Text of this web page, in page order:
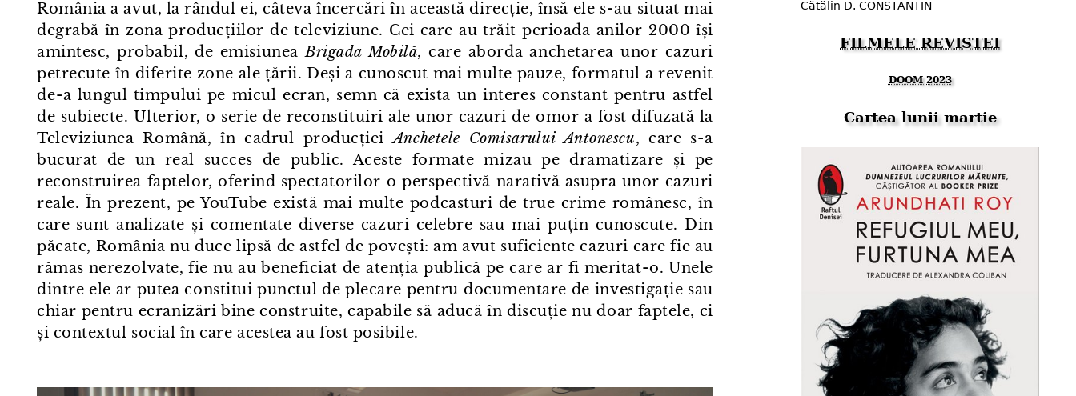
România a avut, la rândul ei, câteva încercări în această direcție, însă ele s⁠-⁠au situat mai
degrabă în zona producțiilor de televiziune. Cei care au trăit perioada anilor 2000 își
amintesc, probabil, de emisiuneaBrigada Mobilă, care aborda anchetarea unor cazuri
petrecute în diferite zone ale țării. Deși a cunoscut mai multe pauze, formatul a revenit
de⁠-⁠a lungul timpului pe micul ecran, semn că exista un interes constant pentru astfel
de subiecte. Ulterior, o serie de reconstituiri ale unor cazuri de omor a fost difuzată la
Televiziunea Română, în cadrul producțieiAnchetele Comisarului Antonescu, care s⁠-⁠a
bucurat de un real succes de public. Aceste formate mizau pe dramatizare și pe
reconstruirea faptelor, oferind spectatorilor o perspectivă narativă asupra unor cazuri
reale. În prezent, pe YouTube există mai multe podcasturi de true crime românesc, în
care sunt analizate și comentate diverse cazuri celebre sau mai puțin cunoscute. Din
păcate, România nu duce lipsă de astfel de povești: am avut suficiente cazuri care fie au
rămas nerezolvate, fie nu au beneficiat de atenția publică pe care ar fi meritat⁠-⁠o. Unele
dintre ele ar putea constitui punctul de plecare pentru documentare de investigație sau
chiar pentru ecranizări bine construite, capabile să aducă în discuție nu doar faptele, ci
și contextul social în care acestea au fost posibile.
Cătălin D. CONSTANTIN
FILMELE REVISTEI
DOOM 2023
Cartea lunii martie